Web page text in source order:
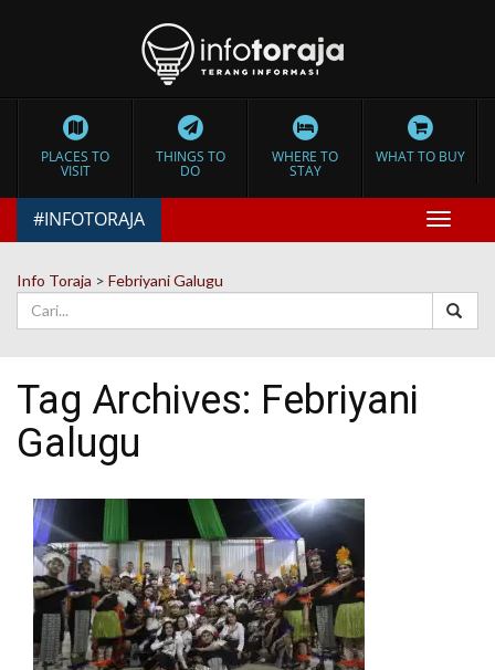
PLACES TO
VISIT
THINGS TO
DO
WHERE TO
STAY
WHAT TO BUY
Toggle
#INFOTORAJA
Info Toraja > Febriyani Galugu
Tag Archives: Febriyani
Galugu